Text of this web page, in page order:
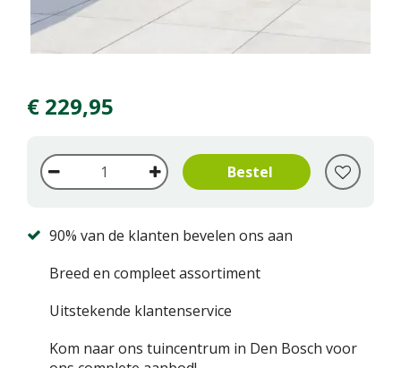
€ 229,95
90% van de klanten bevelen ons aan
Breed en compleet assortiment
Uitstekende klantenservice
Kom naar ons tuincentrum in Den Bosch voor